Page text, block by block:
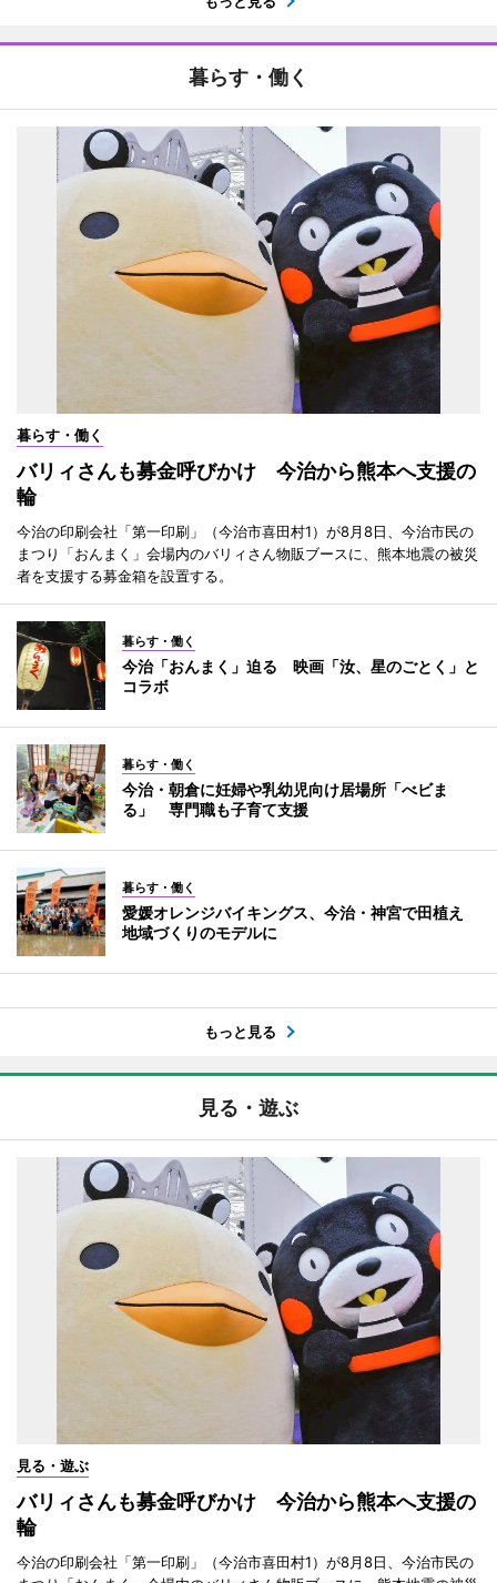
暮らす・働く
暮らす・働く
バリィさんも募金呼びかけ 今治から熊本へ支援の
輪
今治の印刷会社「第一印刷」（今治市喜田村1）が8月8日、今治市民の
まつり「おんまく」会場内のバリィさん物販ブースに、熊本地震の被災
者を支援する募金箱を設置する。
暮らす・働く
今治「おんまく」迫る 映画「汝、星のごとく」と
コラボ
暮らす・働く
今治・朝倉に妊婦や乳幼児向け居場所「べビま
る」 専門職も子育て支援
暮らす・働く
愛媛オレンジバイキングス、今治・神宮で田植え
地域づくりのモデルに
もっと見る
見る・遊ぶ
見る・遊ぶ
バリィさんも募金呼びかけ 今治から熊本へ支援の
輪
今治の印刷会社「第一印刷」（今治市喜田村1）が8月8日、今治市民の